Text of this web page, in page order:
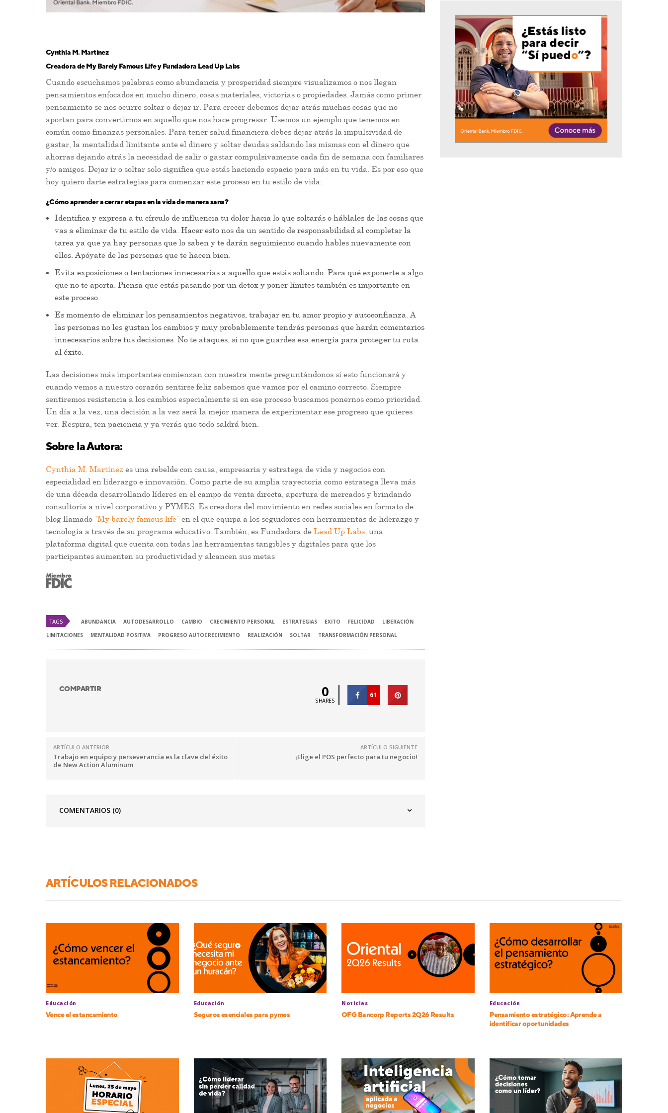
Cynthia M. Martínez
Creadora de My Barely Famous Life y Fundadora Lead Up Labs
Cuando escuchamos palabras como abundancia y prosperidad siempre visualizamos o nos llegan
pensamientos enfocados en mucho dinero, cosas materiales, victorias o propiedades. Jamás como primer
pensamiento se nos ocurre soltar o dejar ir. Para crecer debemos dejar atrás muchas cosas que no
aportan para convertirnos en aquello que nos hace progresar. Usemos un ejemplo que tenemos en
común como finanzas personales. Para tener salud financiera debes dejar atrás la impulsividad de
gastar, la mentalidad limitante ante el dinero y soltar deudas saldando las mismas con el dinero que
ahorras dejando atrás la necesidad de salir o gastar compulsivamente cada fin de semana con familiares
y/o amigos. Dejar ir o soltar solo significa que estás haciendo espacio para más en tu vida. Es por eso que
hoy quiero darte estrategias para comenzar este proceso en tu estilo de vida:
¿Cómo aprender a cerrar etapas en la vida de manera sana?
Identifica y expresa a tu círculo de influencia tu dolor hacia lo que soltarás o háblales de las cosas que
vas a eliminar de tu estilo de vida. Hacer esto nos da un sentido de responsabilidad al completar la
tarea ya que ya hay personas que lo saben y te darán seguimiento cuando hables nuevamente con
ellos. Apóyate de las personas que te hacen bien.
Evita exposiciones o tentaciones innecesarias a aquello que estás soltando. Para qué exponerte a algo
que no te aporta. Piensa que estás pasando por un detox y poner límites también es importante en
este proceso.
Es momento de eliminar los pensamientos negativos, trabajar en tu amor propio y autoconfianza. A
las personas no les gustan los cambios y muy probablemente tendrás personas que harán comentarios
innecesarios sobre tus decisiones. No te ataques, si no que guardes esa energía para proteger tu ruta
al éxito.
Las decisiones más importantes comienzan con nuestra mente preguntándonos si esto funcionará y
cuando vemos a nuestro corazón sentirse feliz sabemos que vamos por el camino correcto. Siempre
sentiremos resistencia a los cambios especialmente si en ese proceso buscamos ponernos como prioridad.
Un día a la vez, una decisión a la vez será la mejor manera de experimentar ese progreso que quieres
ver. Respira, ten paciencia y ya verás que todo saldrá bien.
Sobre la Autora:
Cynthia M. Martínez es una rebelde con causa, empresaria y estratega de vida y negocios con
especialidad en liderazgo e innovación. Como parte de su amplia trayectoria como estratega lleva más
de una década desarrollando líderes en el campo de venta directa, apertura de mercados y brindando
consultoría a nivel corporativo y PYMES. Es creadora del movimiento en redes sociales en formato de
blog llamado “My barely famous life” en el que equipa a los seguidores con herramientas de liderazgo y
tecnología a través de su programa educativo. También, es Fundadora de Lead Up Labs , una
plataforma digital que cuenta con todas las herramientas tangibles y digitales para que los
participantes aumenten su productividad y alcancen sus metas
TAGS ABUNDANCIA AUTODESARROLLO CAMBIO CRECIMIENTO PERSONAL ESTRATEGIAS EXITO FELICIDAD
LIBERACIÓN
LIMITACIONES
MENTALIDAD POSITIVA PROGRESO AUTOCRECIMIENTO REALIZACIÓN SOLTAR TRANSFORMACIÓN PERSONAL
COMPARTIR 0
SHARES
61
ARTÍCULO ANTERIOR
Trabajo en equipo y perseverancia es la clave del éxito
de New Action Aluminum
ARTÍCULO SIGUIENTE
¡Elige el POS perfecto para tu negocio!
COMENTARIOS (0)
ARTÍCULOS RELACIONADOS
Educación
Vence el estancamiento
Educación
Seguros esenciales para pymes
Noticias
OFG Bancorp Reports 2Q26 Results
Educación
Pensamiento estratégico: Aprende a
identificar oportunidades